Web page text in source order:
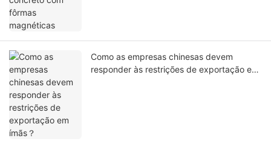
Como as empresas chinesas devem
responder às restrições de exportação em